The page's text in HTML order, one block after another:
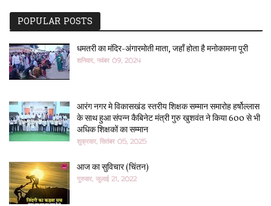
POPULAR POSTS
धमतरी का मंदिर-अंगारमोती माता, जहाँ होता है मनोकामना पूरी
शनिवार, नवंबर 09, 2024
आरंग नगर मे विकासखंड स्तरीय शिक्षक सम्मान समारोह हर्षोल्लास
के साथ हुआ संपन्न कैबिनेट मंत्री गुरु खुशवंत ने किया 600 से भी
अधिक शिक्षकों का सम्मान
शुक्रवार, सितंबर 05, 2025
आज का सुविचार (चिंतन)
गुरुवार, जुलाई 21, 2022